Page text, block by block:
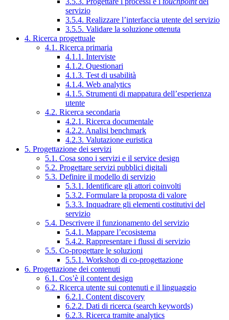
servizio
3.5.4. Realizzare l’interfaccia utente del servizio
3.5.5. Validare la soluzione ottenuta
4. Ricerca progettuale
4.1. Ricerca primaria
4.1.1. Interviste
4.1.2. Questionari
4.1.3. Test di usabilità
4.1.4. Web analytics
4.1.5. Strumenti di mappatura dell’esperienza
utente
4.2. Ricerca secondaria
4.2.1. Ricerca documentale
4.2.2. Analisi benchmark
4.2.3. Valutazione euristica
5. Progettazione dei servizi
5.1. Cosa sono i servizi e il service design
5.2. Progettare servizi pubblici digitali
5.3. Definire il modello di servizio
5.3.1. Identificare gli attori coinvolti
5.3.2. Formulare la proposta di valore
5.3.3. Inquadrare gli elementi costitutivi del
servizio
5.4. Descrivere il funzionamento del servizio
5.4.1. Mappare l’ecosistema
5.4.2. Rappresentare i flussi di servizio
5.5. Co-progettare le soluzioni
5.5.1. Workshop di co-progettazione
6. Progettazione dei contenuti
6.1. Cos’è il content design
6.2. Ricerca utente sui contenuti e il linguaggio
6.2.1. Content discovery
6.2.2. Dati di ricerca (search keywords)
6.2.3. Ricerca tramite analytics